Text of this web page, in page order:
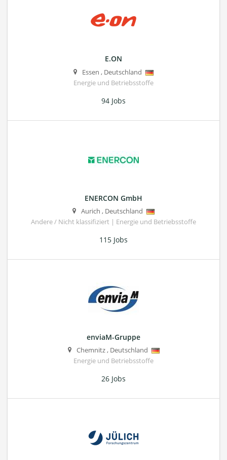
E.ON
Essen , Deutschland
Energie und Betriebsstoffe
94 Jobs
ENERCON GmbH
Aurich , Deutschland
Andere / Nicht klassifiziert | Energie und Betriebsstoffe
115 Jobs
enviaM-Gruppe
Chemnitz, Deutschland
Energie und Betriebsstoffe
26 Jobs